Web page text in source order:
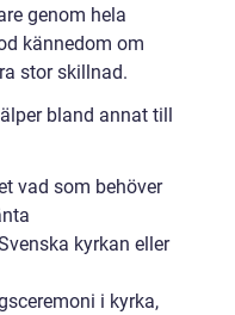
genom hela
kännedom om
stor skillnad.
bland annat till
vad som behöver
kyrkan eller
i kyrka,